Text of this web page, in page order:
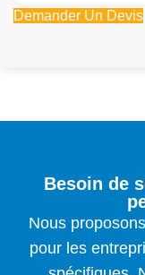
Demander Un Devis
Besoin de
Nous
pour les